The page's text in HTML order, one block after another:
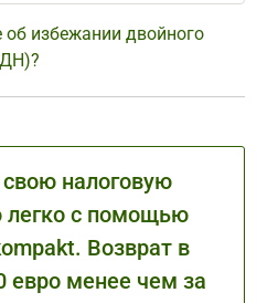
об избежании двойного
налоговую
легко с помощью
Возврат в
евро менее чем за